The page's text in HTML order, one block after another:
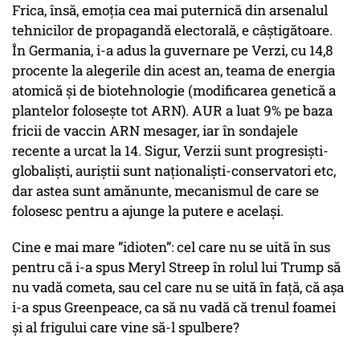
Frica, însă, emoția cea mai puternică din arsenalul
tehnicilor de propagandă electorală, e câștigătoare.
În Germania, i-a adus la guvernare pe Verzi, cu 14,8
procente la alegerile din acest an, teama de energia
atomică și de biotehnologie (modificarea genetică a
plantelor folosește tot ARN). AUR a luat 9% pe baza
fricii de vaccin ARN mesager, iar în sondajele
recente a urcat la 14. Sigur, Verzii sunt progresiști-
globaliști, auriștii sunt naționaliști-conservatori etc,
dar astea sunt amănunte, mecanismul de care se
folosesc pentru a ajunge la putere e același.
Cine e mai mare ”idioten”: cel care nu se uită în sus
pentru că i-a spus Meryl Streep în rolul lui Trump să
nu vadă cometa, sau cel care nu se uită în față, că așa
i-a spus Greenpeace, ca să nu vadă că trenul foamei
și al frigului care vine să-l spulbere?